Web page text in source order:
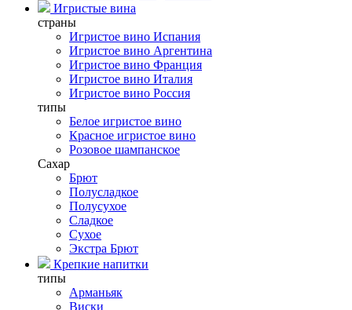
Игристые вина
страны
Игристое вино Испания
Игристое вино Аргентина
Игристое вино Франция
Игристое вино Италия
Игристое вино Россия
типы
Белое игристое вино
Красное игристое вино
Розовое шампанское
Сахар
Брют
Полусладкое
Полусухое
Сладкое
Сухое
Экстра Брют
Крепкие напитки
типы
Арманьяк
Виски